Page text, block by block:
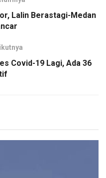
Lalin Berastagi-Medan
Covid-19 Lagi, Ada 36